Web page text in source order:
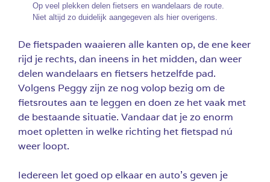
Op veel plekken delen fietsers en wandelaars de route.
Niet altijd zo duidelijk aangegeven als hier overigens.
De fietspaden waaieren alle kanten op, de ene keer
rijd je rechts, dan ineens in het midden, dan weer
delen wandelaars en fietsers hetzelfde pad.
Volgens Peggy zijn ze nog volop bezig om de
fietsroutes aan te leggen en doen ze het vaak met
de bestaande situatie. Vandaar dat je zo enorm
moet opletten in welke richting het fietspad nú
weer loopt.
Iedereen let goed op elkaar en auto’s geven je